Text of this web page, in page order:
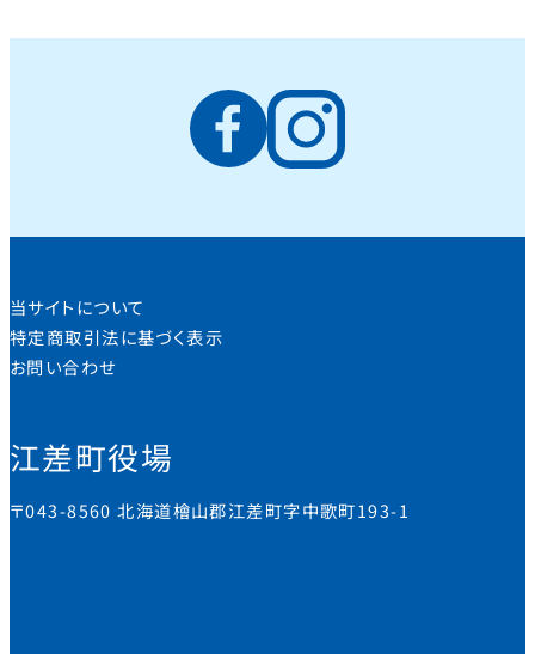
江差町役場
〒043-8560 北海道檜山郡江差町字中歌町193-1
当サイトについて
特定商取引法に基づく表示
お問い合わせ